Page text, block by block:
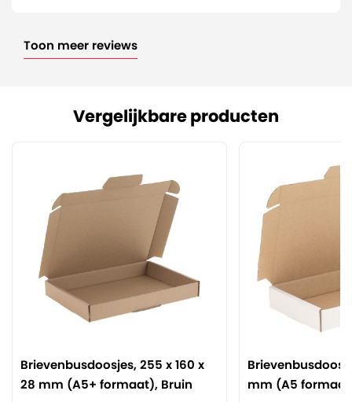
Toon meer reviews
Vergelijkbare producten
Brievenbusdoosjes, 255 x 160 x
28 mm (A5+ formaat), Bruin
mm (A5